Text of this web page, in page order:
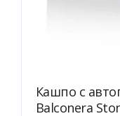
Кашпо с
Balconera